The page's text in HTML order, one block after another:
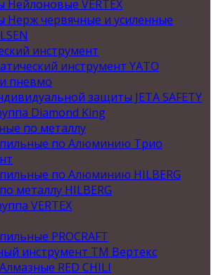
Нейлоновые VERTEX
Нерж червячные и усиленные
инструмент
инструмент YATO
пневмо
защиты JETA SAFETY
Diamond King
по металлу
по Алюминию Трио
по Алюминию HILBERG
металлу HILBERG
VERTEX
PROCRAFT
инструмент ТМ Вертекс
RED CHILI